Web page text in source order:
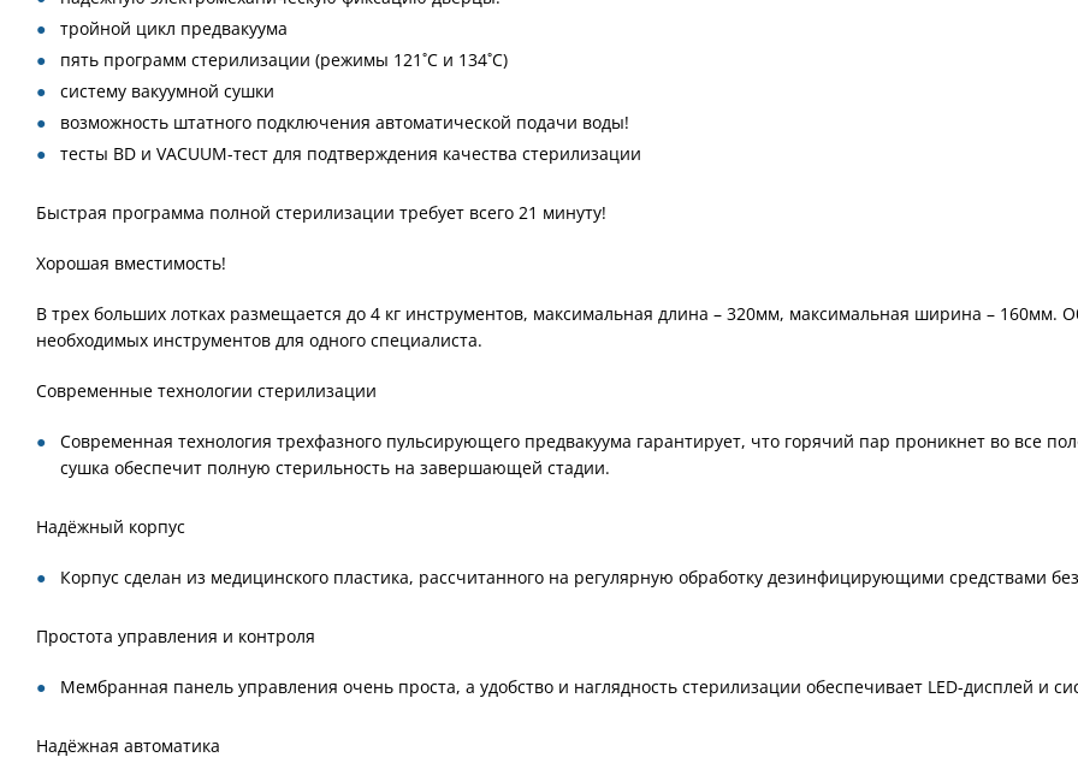
тройной цикл предвакуума
пять программ стерилизации (режимы 121˚С и 134˚С)
систему вакуумной сушки
возможность штатного подключения автоматической подачи воды!
тесты BD и VACUUM-тест для подтверждения качества стерилизации
Быстрая программа полной стерилизации требует всего 21 минуту!
Хорошая вместимость!
В трех больших лотках размещается до 4 кг инструментов, максимальная длина – 320мм, максимальная ширина – 160мм.
необходимых инструментов для одного специалиста.
Современные технологии стерилизации
Современная технология трехфазного пульсирующего предвакуума гарантирует, что горячий пар проникнет во все
сушка обеспечит полную стерильность на завершающей стадии.
Надёжный корпус
Корпус сделан из медицинского пластика, рассчитанного на регулярную обработку дезинфицирующими средствами
Простота управления и контроля
Мембранная панель управления очень проста, а удобство и наглядность стерилизации обеспечивает LED-дисплей и
Надёжная автоматика